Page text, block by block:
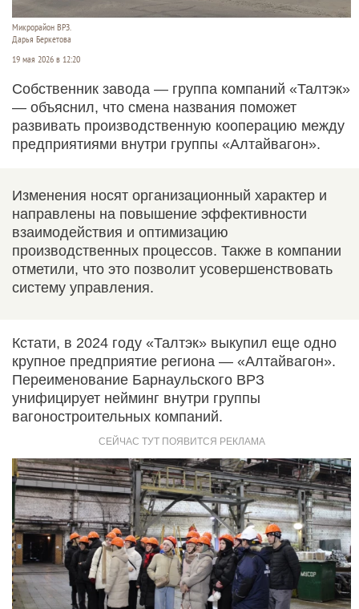
Микрорайон ВРЗ.
Дарья Беркетова
19 мая 2026 в 12:20
Собственник завода — группа компаний «Талтэк»
— объяснил, что смена названия поможет
развивать производственную кооперацию между
предприятиями внутри группы «Алтайвагон».
Изменения носят организационный характер и
направлены на повышение эффективности
взаимодействия и оптимизацию
производственных процессов. Также в компании
отметили, что это позволит усовершенствовать
систему управления.
Кстати, в 2024 году «Талтэк» выкупил еще одно
крупное предприятие региона — «Алтайвагон».
Переименование Барнаульского ВРЗ
унифицирует нейминг внутри группы
вагоностроительных компаний.